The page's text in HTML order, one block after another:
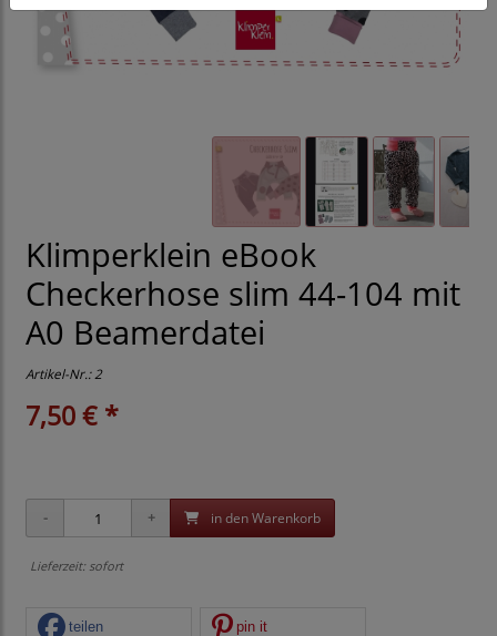
Klimperklein eBook
Checkerhose slim 44-104 mit
A0 Beamerdatei
Artikel-Nr.:2
7,50 € *
in den Warenkorb
Lieferzeit: sofort
teilen pin it